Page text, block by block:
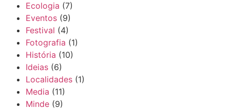
Ecologia (7)
Eventos (9)
Festival (4)
Fotografia (1)
História (10)
Ideias (6)
Localidades (1)
Media (11)
Minde (9)